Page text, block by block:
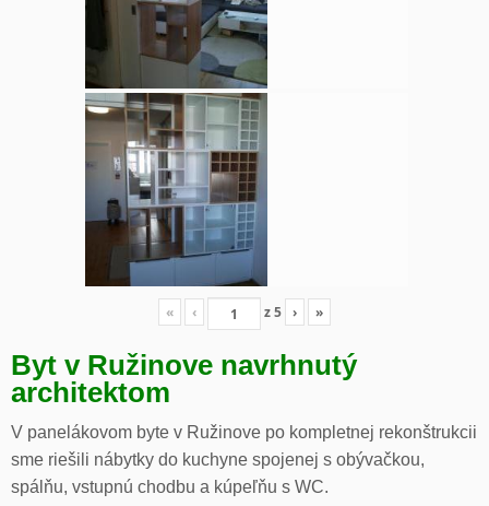
« ‹ z5 › »
Byt v Ružinove navrhnutý
architektom
V panelákovom byte v Ružinove po kompletnej rekonštrukcii
sme riešili nábytky do kuchyne spojenej s obývačkou,
spálňu, vstupnú chodbu a kúpeľňu s WC.